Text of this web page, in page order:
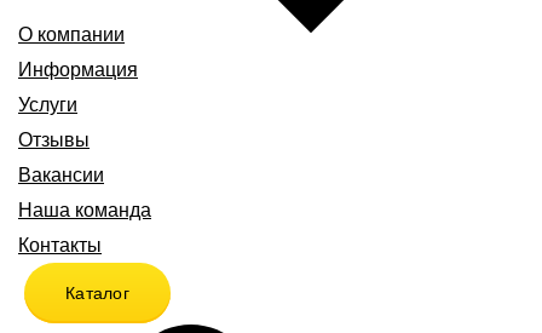
О компании
Информация
Услуги
Отзывы
Вакансии
Наша команда
Контакты
Каталог